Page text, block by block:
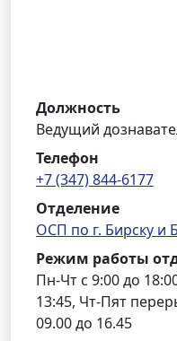
Должность
Ведущий
Телефон
+7 (347) 844-6177
Отделение
ОСП по г. Бирску и
Режим работы
Пн-Чт с 9:00 до
13:45, Чт-Пят
09.00 до 16.45